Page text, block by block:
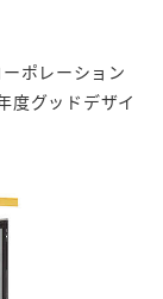
ポレーション
度グッドデザイ